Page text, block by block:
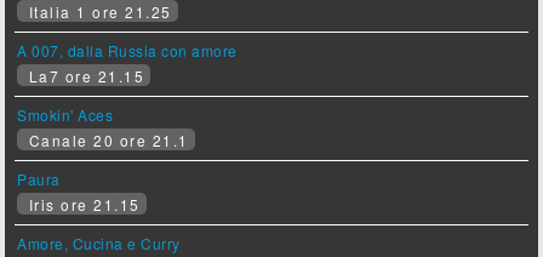
Italia 1 ore 21.25
A 007, dalla Russia con amore
La7 ore 21.15
Smokin' Aces
Canale 20 ore 21.1
Paura
Iris ore 21.15
Amore, Cucina e Curry